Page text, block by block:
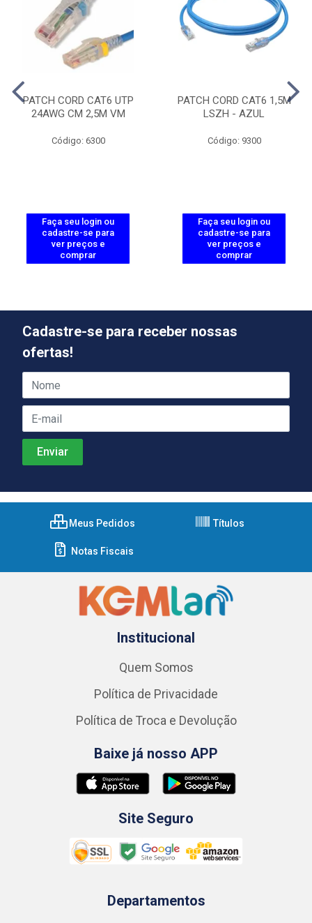
PATCH CORD CAT6 UTP
24AWG CM 2,5M VM
Código: 6300
Faça seu login ou
cadastre-se para
ver preços e
comprar
PATCH CORD CAT6 1,5M
LSZH - AZUL
Código: 9300
Faça seu login ou
cadastre-se para
ver preços e
comprar
Cadastre-se para receber nossas
ofertas!
Meus Pedidos Títulos
Notas Fiscais
Institucional
Quem Somos
Política de Privacidade
Política de Troca e Devolução
Baixe já nosso APP
Site Seguro
Departamentos